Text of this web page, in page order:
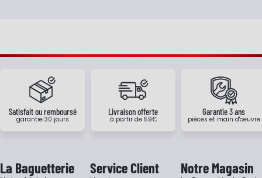
Satisfait ou remboursé
garantie 30 jours
Livraison offerte
à partir de 59€
Garantie 3 ans
pièces et main d'oeuvre
La Baguetterie Service Client Notre Magasin